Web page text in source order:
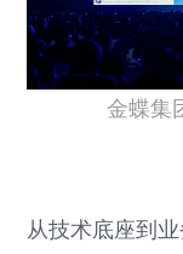
金蝶集
从技术底座到